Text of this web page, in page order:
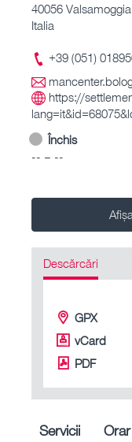
40056 Valsamoggia
Italia
+39 (051)
https://
Închis
-- – --
Descărcări
GPX
vCard
PDF
Servicii